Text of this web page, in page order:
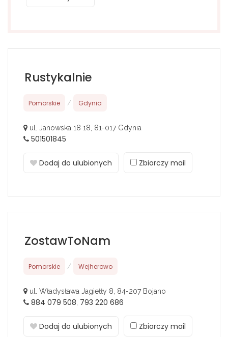
Rustykalnie
Pomorskie / Gdynia
ul. Janowska 18 18, 81-017 Gdynia
501501845
Dodaj do ulubionych Zbiorczy mail
ZostawToNam
Pomorskie / Wejherowo
ul. Władysława Jagiełły 8, 84-207 Bojano
884 079 508 793 220 686
Dodaj do ulubionych Zbiorczy mail